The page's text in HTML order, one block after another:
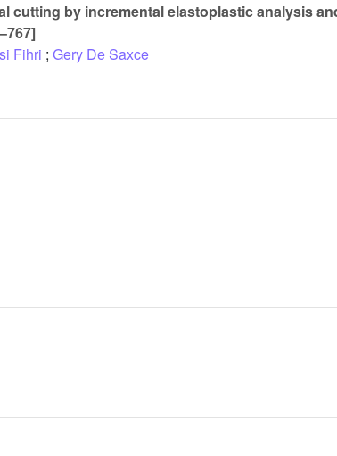
cutting by incremental elastoplastic analysis
Fihri ; Gery De Saxce